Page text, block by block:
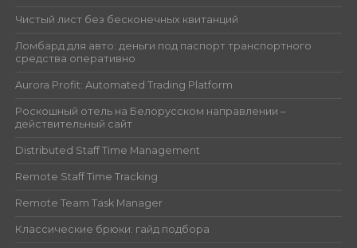
Чистый лист без бесконечных квитанций
Ломбард для авто: деньги под паспорт транспортного
средства оперативно
Aurora Profit: Automated Trading Platform
Роскошный отель на Белорусском направлении –
действительный сайт
Distributed Staff Time Management
Remote Staff Time Tracking
Remote Team Task Manager
Классические брюки: гайд подбора